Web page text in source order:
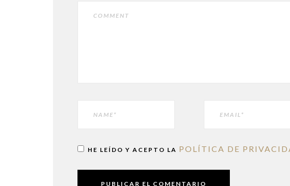
HE LEÍDO Y ACEPTO LA POLÍTICA DE